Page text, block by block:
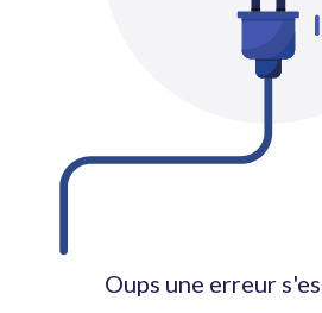
Oups une erreur